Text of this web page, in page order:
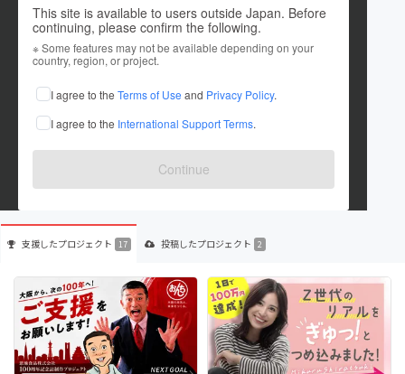
This site is available to users outside Japan. Before
continuing, please confirm the following.
※ Some features may not be available depending on your
country, region, or project.
I agree to the Terms of Use and Privacy Policy.
I agree to the International Support Terms.
Continue
yuriko0221
これまでに17回支援して2件のプロジェクトを投稿しています
在住国：日本 現在地：東京都
出身国：日本 出身地：奈良県
支援したプロジェクト 17 投稿したプロジェクト 2